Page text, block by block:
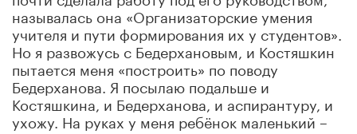
называлась она «Организаторские умения
учителя и пути формирования их у студентов».
Но я развожусь с Бедерхановым, и Костяшкин
пытается меня «построить» по поводу
Бедерханова. Я посылаю подальше и
Костяшкина, и Бедерханова, и аспирантуру, и
ухожу. На руках у меня ребёнок маленький –